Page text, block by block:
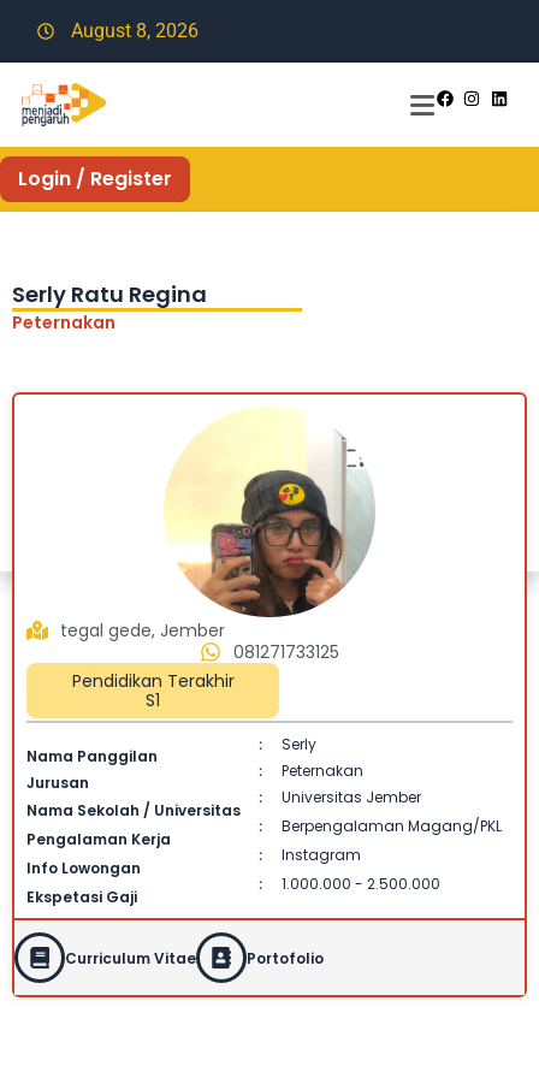
August 8, 2026
Login / Register
Serly Ratu Regina
Peternakan
Pendidikan Terakhir
S1
081271733125
tegal gede, Jember
Nama Panggilan
:
Serly
Jurusan
:
Peternakan
Nama Sekolah / Universitas
: Universitas Jember
Pengalaman Kerja
: Berpengalaman Magang/PKL
Info Lowongan
: Instagram
Ekspetasi Gaji
: 1.000.000 - 2.500.000
Curriculum Vitae Portofolio